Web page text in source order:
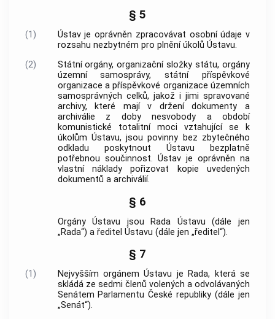
§ 5
(1) Ústav je oprávněn zpracovávat osobní údaje v
rozsahu nezbytném pro plnění úkolů Ústavu.
(2)
Státní orgány, organizační složky státu, orgány
územní samosprávy, státní příspěvkové
organizace a příspěvkové organizace územních
samosprávných celků, jakož i jimi spravované
archivy, které mají v držení dokumenty a
archiválie z doby nesvobody a období
komunistické totalitní moci vztahující se k
úkolům Ústavu, jsou povinny bez zbytečného
odkladu poskytnout Ústavu bezplatně
potřebnou součinnost. Ústav je oprávněn na
vlastní náklady pořizovat kopie uvedených
dokumentů a archiválií.
§ 6
Orgány Ústavu jsou Rada Ústavu (dále jen
„Rada“) a ředitel Ústavu (dále jen „ředitel“).
§ 7
(1)
Nejvyšším orgánem Ústavu je Rada, která se
skládá ze sedmi členů volených a odvolávaných
Senátem Parlamentu České republiky (dále jen
„Senát“).